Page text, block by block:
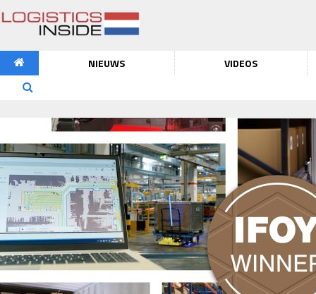
NIEUWS VIDEOS